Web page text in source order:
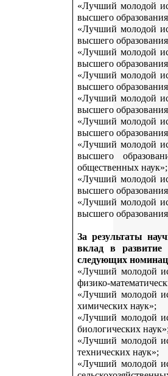
«Лучший молодой
высшего
«Лучший молодой
высшего
«Лучший молодой
высшего
«Лучший молодой
высшего
«Лучший молодой
высшего
«Лучший молодой
высшего
«Лучший молодой
высшего
общественных наук»;
«Лучший молодой
высшего
«Лучший молодой
высшего
За результаты
вклад в развитие
следующих
«Лучший молодой
физико-
«Лучший молодой
химических наук»;
«Лучший молодой
биологических
«Лучший молодой
технических наук»;
«Лучший молодой